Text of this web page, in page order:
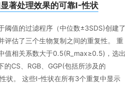
著处理效果的可靠I-性状
阈值的过滤程序（中位数±3SDS)创建了
评估了三个生物复制之间的重复性。 重
值相关系数大于0.5(R_max≥0.5)，选出
的CS、RGB、GGP(包括所涉及的
状。 这些I-性状在所有3个重复中显示